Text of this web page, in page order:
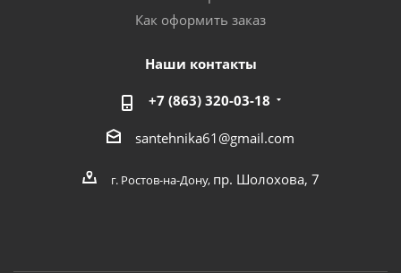
Как оформить заказ
Наши контакты
+7 (863) 320-03-18
santehnika61@gmail.com
г. Ростов-на-Дону, пр. Шолохова, 7